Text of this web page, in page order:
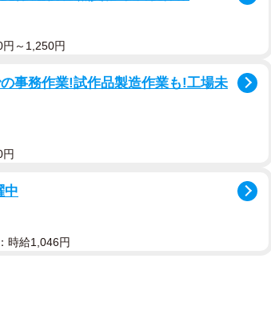
～1,250円
事務作業!試作品製造作業も!工場未
中
時給1,046円